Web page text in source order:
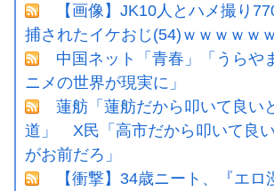
【画像】JK10人とハメ撮り
捕されたイケおじ(54)ｗｗｗｗｗ
中国ネット「青春」「うらや
ニメの世界が現実に」
蓮舫「蓮舫だから叩いて良い
道」 X民「高市だから叩いて良
がお前だろ」
【衝撃】34歳ニート、『エロ